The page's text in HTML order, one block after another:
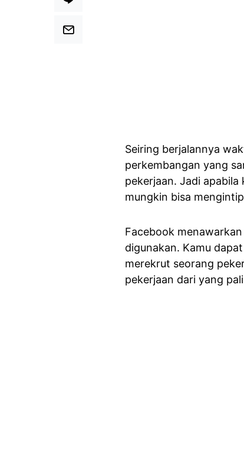
Seiring berjalannya
perkembangan yang
pekerjaan. Jadi
mungkin bisa
Facebook
digunakan. Kamu
merekrut seorang
pekerjaan dari yang